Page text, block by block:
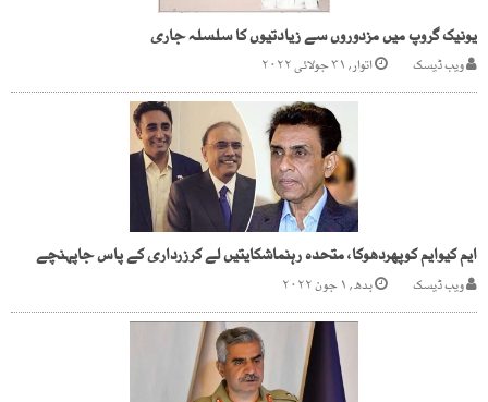
یونیک گروپ میں مزدوروں سے زیادتیوں کا سلسلہ جاری
ویب ڈیسک اتوار, ۳۱ جولائی ۲۰۲۲
ایم کیوایم کوپھردھوکا، متحدہ رہنماشکایتیں لے کرزرداری کے پاس جاپہنچے
ویب ڈیسک بدھ, ۱ جون ۲۰۲۲